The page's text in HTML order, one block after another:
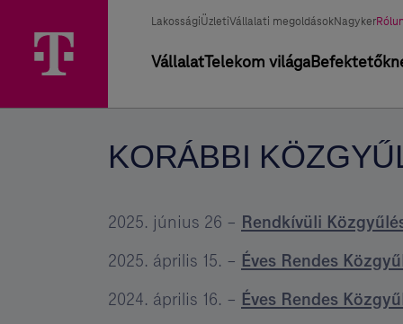
közgyűlések
Üzletág
LakosságiÜzletiVállalati megoldásokNagyker
Elsődleges
VállalatTelekom világa
KORÁBBI
2025. június 26 – Rendkívüli
2025. április 15. – Éves Rendes
2024. április 16. – Éves Rendes